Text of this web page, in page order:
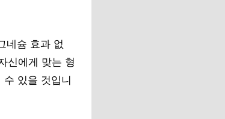
네슘 효과 없
신에게 맞는 형
있을 것입니